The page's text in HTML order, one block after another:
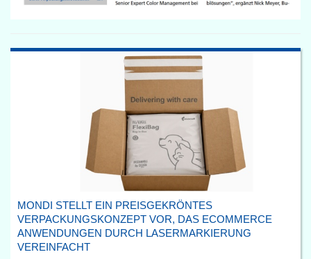
MONDI STELLT EIN PREISGEKRÖNTES
VERPACKUNGSKONZEPT VOR, DAS ECOMMERCE
ANWENDUNGEN DURCH LASERMARKIERUNG
VEREINFACHT